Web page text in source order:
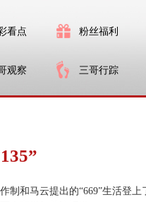
看点 粉丝福利
观察 三哥行踪
制和马云提出的“669”生活登上